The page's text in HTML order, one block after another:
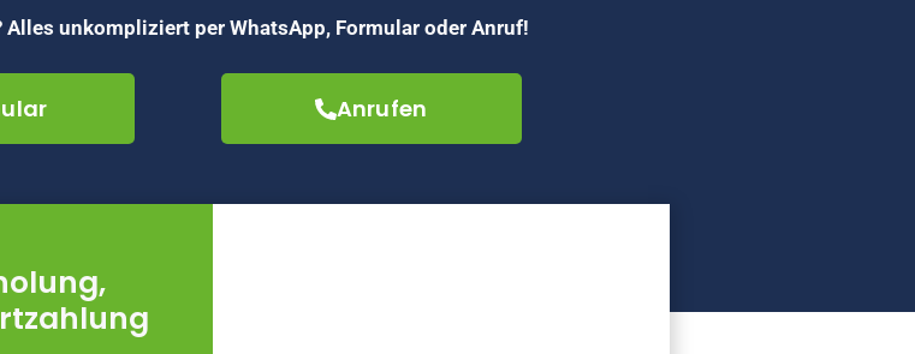
unkompliziert per WhatsApp, Formular oder Anruf!
Anrufen